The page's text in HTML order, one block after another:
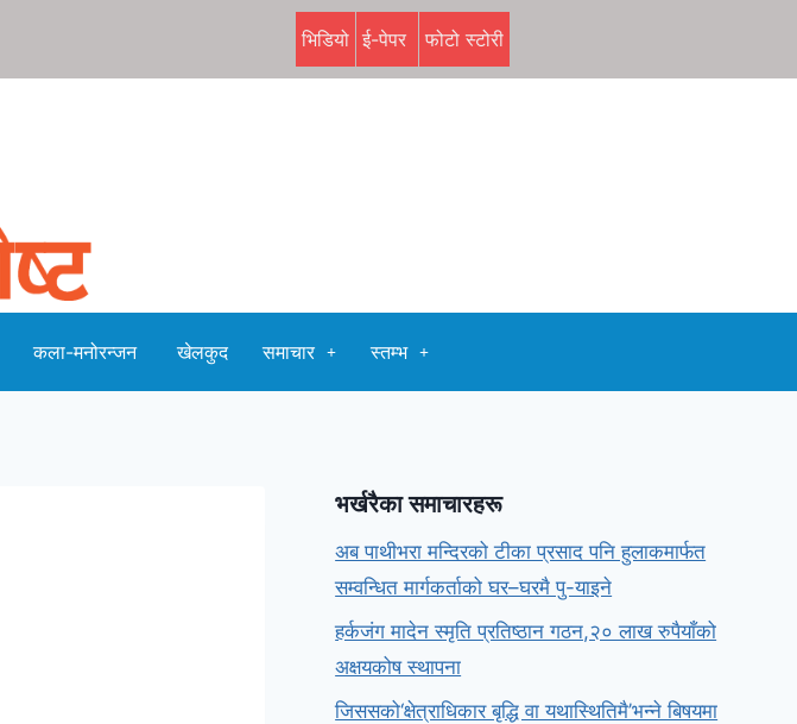
भिडियो ई-पेपर फोटो स्टोरी
कला-मनोरन्जन खेलकुद समाचार स्तम्भ
भर्खरैका समाचारहरू
अब पाथीभरा मन्दिरको टीका प्रसाद पनि हुलाकमार्फत
सम्वन्धित मार्गकर्ताको घर–घरमै पु-याइने
हर्कजंग मादेन स्मृति प्रतिष्ठान गठन,२० लाख रुपैयाँको
अक्षयकोष स्थापना
जिससको‘क्षेत्राधिकार बृद्धि वा यथास्थितिमै’भन्ने बिषयमा